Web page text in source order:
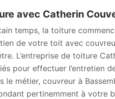
avec Catherin
temps, la toiture
de votre toit avec
L’entreprise de toiture
pour effectuer l’entretien
le métier, couvreur à
pertinemment à votre